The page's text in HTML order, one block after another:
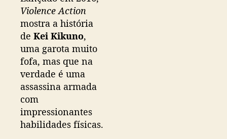
Violence Action
mostra a história
de Kei Kikuno,
uma garota muito
fofa, mas que na
verdade é uma
assassina armada
com
impressionantes
habilidades físicas.